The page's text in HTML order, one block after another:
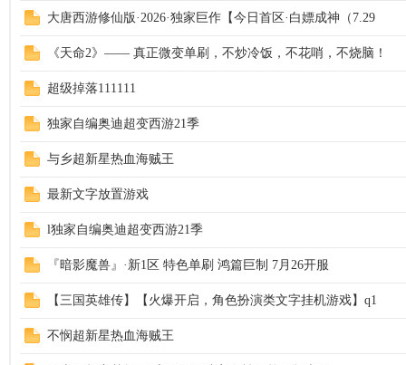
大唐西游修仙版·2026·独家巨作【今日首区·白嫖成神（7.29
《天命2》—— 真正微变单刷，不炒冷饭，不花哨，不烧脑！
超级掉落111111
独家自编奥迪超变西游21季
与乡超新星热血海贼王
最新文字放置游戏
l独家自编奥迪超变西游21季
『暗影魔兽』·新1区 特色单刷 鸿篇巨制 7月26开服
【三国英雄传】【火爆开启，角色扮演类文字挂机游戏】q1
不悯超新星热血海贼王